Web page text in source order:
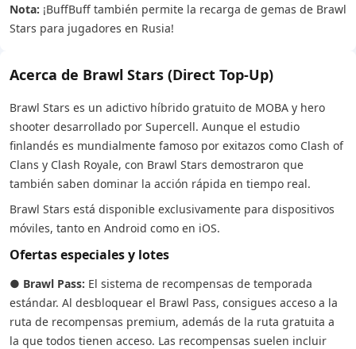
Nota: ¡BuffBuff también permite la recarga de gemas de Brawl
Stars para jugadores en Rusia!
Acerca de Brawl Stars (Direct Top-Up)
Brawl Stars es un adictivo híbrido gratuito de MOBA y hero
shooter desarrollado por Supercell. Aunque el estudio
finlandés es mundialmente famoso por exitazos como Clash of
Clans y Clash Royale, con Brawl Stars demostraron que
también saben dominar la acción rápida en tiempo real.
Brawl Stars está disponible exclusivamente para dispositivos
móviles, tanto en Android como en iOS.
Ofertas especiales y lotes
● Brawl Pass: El sistema de recompensas de temporada
estándar. Al desbloquear el Brawl Pass, consigues acceso a la
ruta de recompensas premium, además de la ruta gratuita a
la que todos tienen acceso. Las recompensas suelen incluir